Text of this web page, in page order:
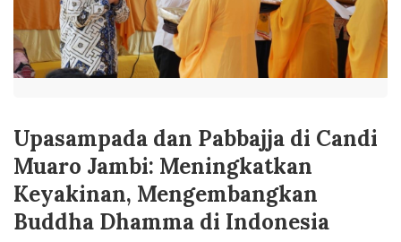
Upasampada dan Pabbajja di Candi
Muaro Jambi: Meningkatkan
Keyakinan, Mengembangkan
Buddha Dhamma di Indonesia